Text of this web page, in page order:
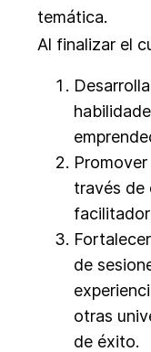
temática.
Al finalizar el
través de
de
otras
de éxito.